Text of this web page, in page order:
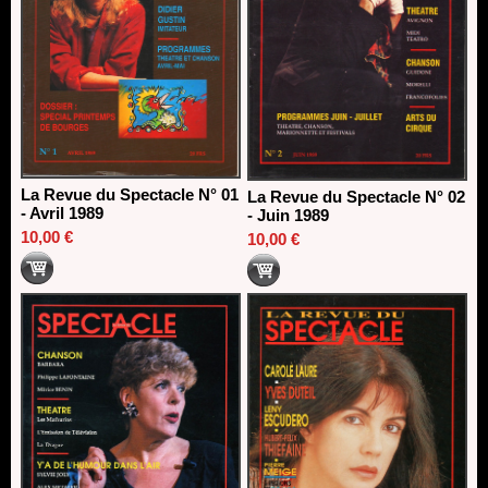
La Revue du Spectacle N° 01
- Avril 1989
10,00 €
La Revue du Spectacle N° 02
- Juin 1989
10,00 €